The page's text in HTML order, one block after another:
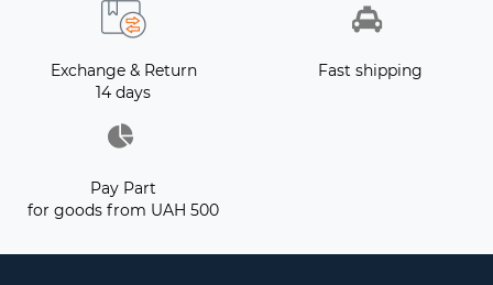
Exchange & Return
14 days
Fast shipping
Pay Part
for goods from UAH 500